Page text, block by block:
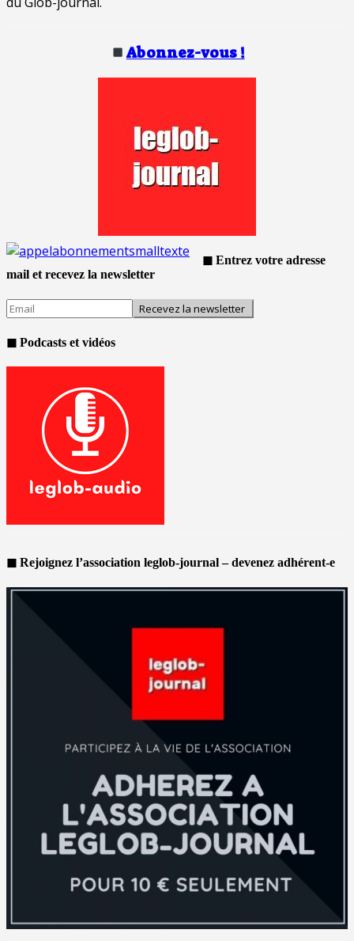
Abonnez-vous !
◼ Entrez votre adresse
mail et recevez la newsletter
◼ Podcasts et vidéos
◼ Rejoignez l’association leglob-journal – devenez adhérent-e